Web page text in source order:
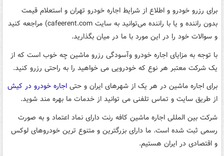
برای رزرو خودرو و اطلاع از شرایط اجاره خودرو تهران و استعلام قیمت
بدون راننده و یا با راننده می‌توانید به سایت cafeerent.com) مراجعه کنید
و سوالات خود را در این مورد با ما در میان بگذارید.
با توجه به‌ مزایای اجاره خودرو وآسودگی رزرو ماشین چه خوب است که از
یک شرکت معتبر هر نوع که خودرویی می خواهید را به راحتی رزرو کنید.
برای اجاره ماشین در هر یک از شهرهای ایران و حتی اجاره خودرو در کیش
از طریق سایت و تماس تلفنی می توانید از خدمات ما بهره مند شوید.
شرکت بین المللی اجاره ماشین کافه رنت دارای نماد اعتماد و به صورت
رسمی ثبت شده است. ما دارای بزرگترین و متنوع ترین خودروهای لوکس
و اقتصادی در ایران هستیم.